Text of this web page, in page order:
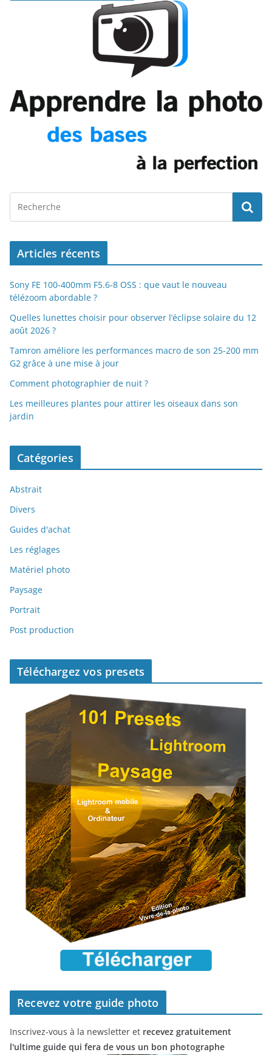
Articles récents
Sony FE 100-400mm F5.6-8 OSS : que vaut le nouveau
télézoom abordable ?
Quelles lunettes choisir pour observer l’éclipse solaire du 12
août 2026 ?
Tamron améliore les performances macro de son 25-200 mm
G2 grâce à une mise à jour
Comment photographier de nuit ?
Les meilleures plantes pour attirer les oiseaux dans son
jardin
Catégories
Abstrait
Divers
Guides d'achat
Les réglages
Matériel photo
Paysage
Portrait
Post production
Téléchargez vos presets
Recevez votre guide photo
Inscrivez-vous à la newsletter et recevez gratuitement
l'ultime guide qui fera de vous un bon photographe